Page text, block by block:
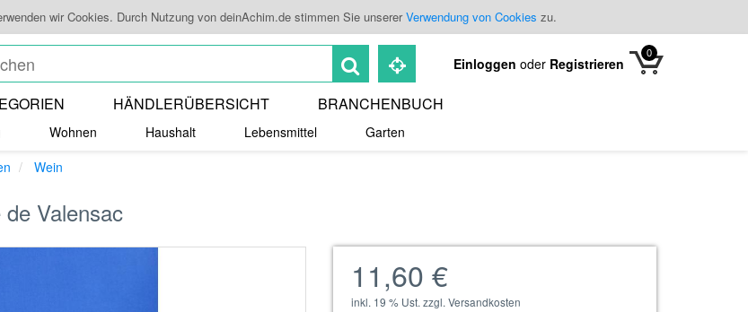
wir Cookies. Durch Nutzung von deinAchim.de stimmen Sie unsererVerwendung von Cookies zu.
Einloggen oder Registrieren
0
HÄNDLERÜBERSICHT BRANCHENBUCH
Wohnen Haushalt Lebensmittel
Garten
Wein
Valensac
11,60 €
inkl. 19 % Ust. zzgl. Versandkosten